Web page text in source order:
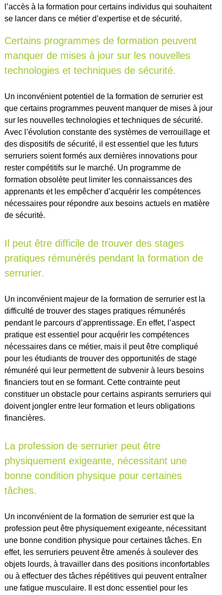
l’accès à la formation pour certains individus qui souhaitent
se lancer dans ce métier d’expertise et de sécurité.
Certains programmes de formation peuvent
manquer de mises à jour sur les nouvelles
technologies et techniques de sécurité.
Un inconvénient potentiel de la formation de serrurier est
que certains programmes peuvent manquer de mises à jour
sur les nouvelles technologies et techniques de sécurité.
Avec l’évolution constante des systèmes de verrouillage et
des dispositifs de sécurité, il est essentiel que les futurs
serruriers soient formés aux dernières innovations pour
rester compétitifs sur le marché. Un programme de
formation obsolète peut limiter les connaissances des
apprenants et les empêcher d’acquérir les compétences
nécessaires pour répondre aux besoins actuels en matière
de sécurité.
Il peut être difficile de trouver des stages
pratiques rémunérés pendant la formation de
serrurier.
Un inconvénient majeur de la formation de serrurier est la
difficulté de trouver des stages pratiques rémunérés
pendant le parcours d’apprentissage. En effet, l’aspect
pratique est essentiel pour acquérir les compétences
nécessaires dans ce métier, mais il peut être compliqué
pour les étudiants de trouver des opportunités de stage
rémunéré qui leur permettent de subvenir à leurs besoins
financiers tout en se formant. Cette contrainte peut
constituer un obstacle pour certains aspirants serruriers qui
doivent jongler entre leur formation et leurs obligations
financières.
La profession de serrurier peut être
physiquement exigeante, nécessitant une
bonne condition physique pour certaines
tâches.
Un inconvénient de la formation de serrurier est que la
profession peut être physiquement exigeante, nécessitant
une bonne condition physique pour certaines tâches. En
effet, les serruriers peuvent être amenés à soulever des
objets lourds, à travailler dans des positions inconfortables
ou à effectuer des tâches répétitives qui peuvent entraîner
une fatigue musculaire. Il est donc essentiel pour les